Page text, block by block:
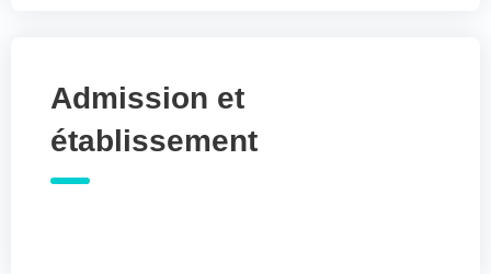
Admission et
établissement